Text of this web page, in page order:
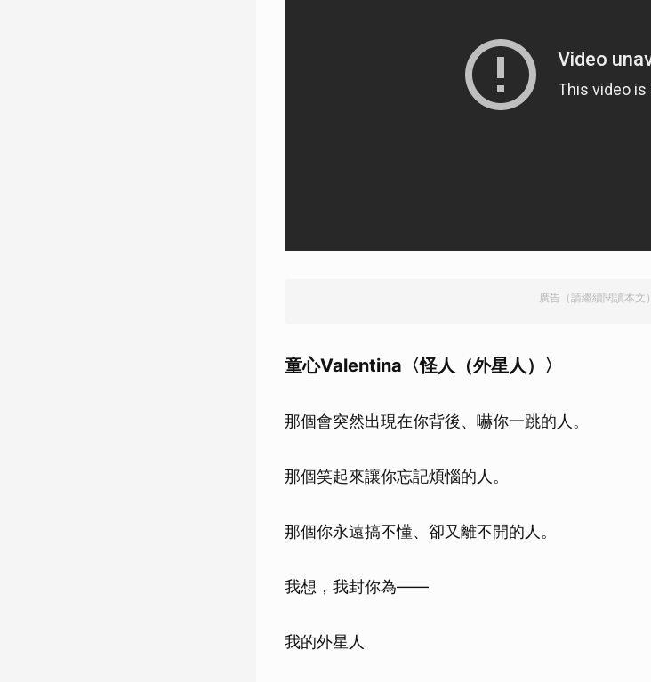
廣告（請繼續閱讀本文）
童心Valentina〈怪人（外星人）〉
那個會突然出現在你背後、嚇你一跳的人。
那個笑起來讓你忘記煩惱的人。
那個你永遠搞不懂、卻又離不開的人。
我想，我封你為——
我的外星人